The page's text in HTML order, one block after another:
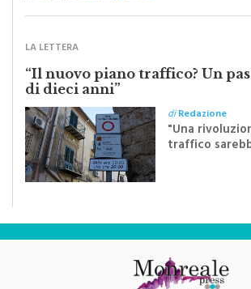
Festa del
LA LETTERA
“Il nuovo piano traffico? Un
di dieci anni”
diRedazione
"Una
traffico